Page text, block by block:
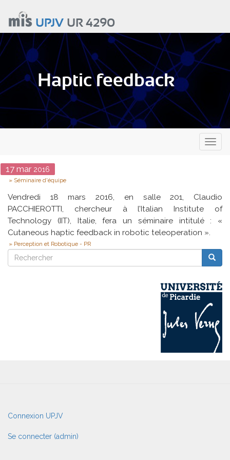
contenu
principal
UPJVUR 4290
Haptic feedback
Date
17 mar2016
Type
Séminaire d'équipe
Vendredi 18 mars 2016, en salle 201, Claudio
PACCHIEROTTI, chercheur à l’Italian Institute of
Technology (IIT), Italie, fera un séminaire intitulé : «
Cutaneous haptic feedback in robotic teleoperation ».
Perception et Robotique - PR
Rechercher
Rechercher
User
account
menu
Connexion UPJV
Se connecter (admin)